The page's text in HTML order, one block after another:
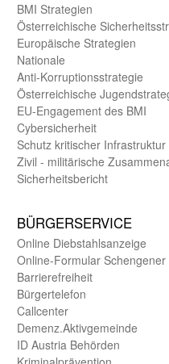
BMI Strategien
Öster­reichische
Europäische Strategien
Nationale
Anti-Korruptions­strategie
Öster­reichische
EU-Engagement des BMI
Cybersicherheit
Schutz kritischer Infra­struktur
Zivil - militärische
Sicherheits­bericht
BÜRGER­SERVICE
Online Diebstahls­anzeige
Online-Formular
Barriere­freiheit
Bürger­telefon
Call­center
Demenz.Aktiv­gemeinde
ID Austria Behörden